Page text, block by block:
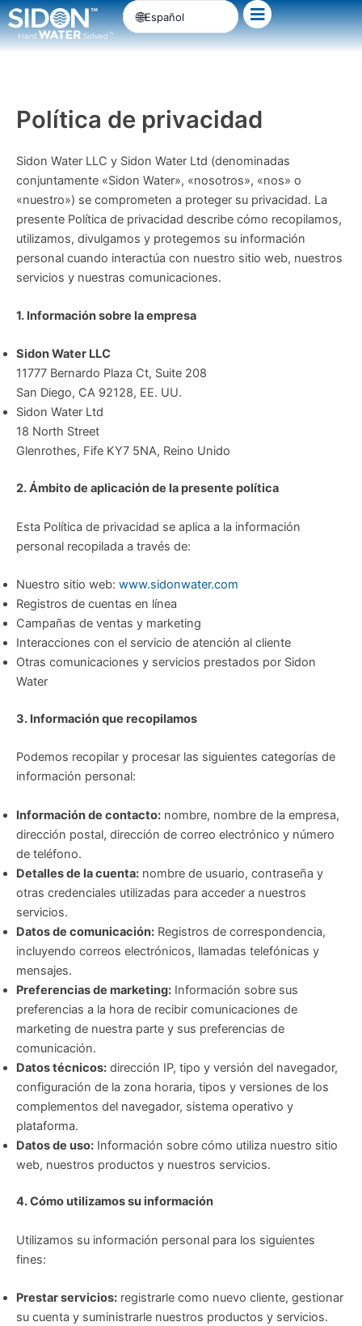
Ir
al
contenido
Español
Política de privacidad
Sidon Water LLC y Sidon Water Ltd (denominadas
conjuntamente «Sidon Water», «nosotros», «nos» o
«nuestro») se comprometen a proteger su privacidad. La
presente Política de privacidad describe cómo recopilamos,
utilizamos, divulgamos y protegemos su información
personal cuando interactúa con nuestro sitio web, nuestros
servicios y nuestras comunicaciones.
1. Información sobre la empresa
Sidon Water LLC
11777 Bernardo Plaza Ct, Suite 208
San Diego, CA 92128, EE. UU.
Sidon Water Ltd
18 North Street
Glenrothes, Fife KY7 5NA, Reino Unido
2. Ámbito de aplicación de la presente política
Esta Política de privacidad se aplica a la información
personal recopilada a través de:
Nuestro sitio web: www.sidonwater.com
Registros de cuentas en línea
Campañas de ventas y marketing
Interacciones con el servicio de atención al cliente
Otras comunicaciones y servicios prestados por Sidon
Water
3. Información que recopilamos
Podemos recopilar y procesar las siguientes categorías de
información personal:
Información de contacto: nombre, nombre de la empresa,
dirección postal, dirección de correo electrónico y número
de teléfono.
Detalles de la cuenta: nombre de usuario, contraseña y
otras credenciales utilizadas para acceder a nuestros
servicios.
Datos de comunicación: Registros de correspondencia,
incluyendo correos electrónicos, llamadas telefónicas y
mensajes.
Preferencias de marketing: Información sobre sus
preferencias a la hora de recibir comunicaciones de
marketing de nuestra parte y sus preferencias de
comunicación.
Datos técnicos: dirección IP, tipo y versión del navegador,
configuración de la zona horaria, tipos y versiones de los
complementos del navegador, sistema operativo y
plataforma.
Datos de uso: Información sobre cómo utiliza nuestro sitio
web, nuestros productos y nuestros servicios.
4. Cómo utilizamos su información
Utilizamos su información personal para los siguientes
fines:
Prestar servicios: registrarle como nuevo cliente, gestionar
su cuenta y suministrarle nuestros productos y servicios.